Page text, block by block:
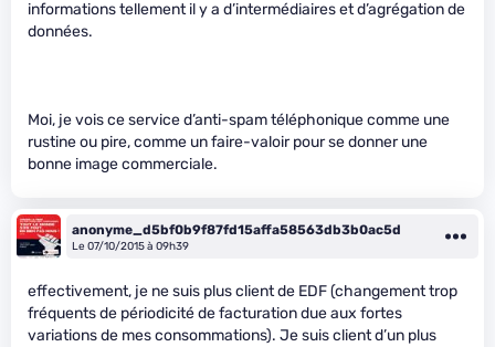
informations tellement il y a d’intermédiaires et d’agrégation de
données.
Moi, je vois ce service d’anti-spam téléphonique comme une
rustine ou pire, comme un faire-valoir pour se donner une
bonne image commerciale.
anonyme_d5bf0b9f87fd15affa58563db3b0ac5d
Le 07/10/2015 à 09h39
effectivement, je ne suis plus client de EDF (changement trop
fréquents de périodicité de facturation due aux fortes
variations de mes consommations). Je suis client d’un plus